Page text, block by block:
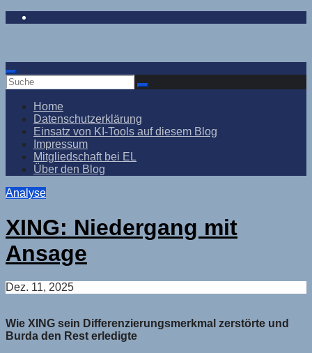
Zum
Home
Datenschutzerklärung
Einsatz von KI-Tools auf diesem Blog
Impressum
Mitgliedschaft bei EL
Über den Blog
Analyse
XING: Niedergang mit
Ansage
Dez. 11, 2025
Wie XING sein Differenzierungsmerkmal zerstörte und
Burda den Rest erledigte